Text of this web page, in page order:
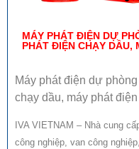
MÁY PHÁT ĐIỆN DỰ
PHÁT ĐIỆN CHẠY DẦU,
Máy phát điện dự
chạy dầu, máy phát
IVA VIETNAM – Nhà cung
công nghiệp, van công